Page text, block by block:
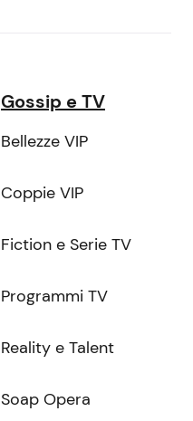
Gossip e TV
Bellezze VIP
Coppie VIP
Fiction e Serie TV
Programmi TV
Reality e Talent
Soap Opera